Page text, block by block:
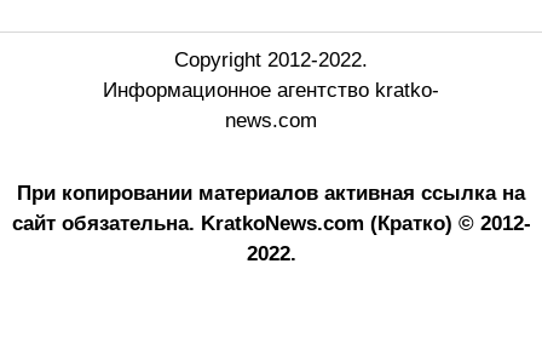
Copyright 2012-2022.
Информационное агентство kratko-
news.com
При копировании материалов активная ссылка на
сайт обязательна. KratkoNews.com (Кратко) © 2012-
2022.